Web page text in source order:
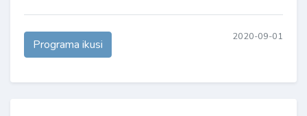
Programa ikusi
2020-09-01